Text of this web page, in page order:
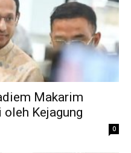
Makarim
oleh Kejagung
0